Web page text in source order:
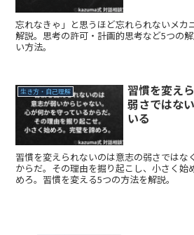
忘れなきゃ」と思うほど忘れられないメカ
解説。思考の許可・計画的思考など5つの
い方法。
生き方・自己理解
習慣を変え
弱さではな
いる
習慣を変えられないのは意志の弱さではな
からだ。その理由を掘り起こし、小さく始
めろ。習慣を変える5つの方法を解説。